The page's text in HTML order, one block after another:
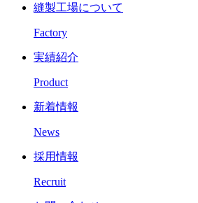
縫製工場について
Factory
実績紹介
Product
新着情報
News
採用情報
Recruit